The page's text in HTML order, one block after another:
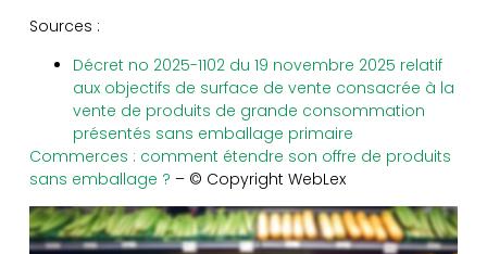
Sources :
Décret no 2025-1102 du 19 novembre 2025 relatif
aux objectifs de surface de vente consacrée à la
vente de produits de grande consommation
présentés sans emballage primaire
Commerces : comment étendre son offre de produits
sans emballage ? – © Copyright WebLex